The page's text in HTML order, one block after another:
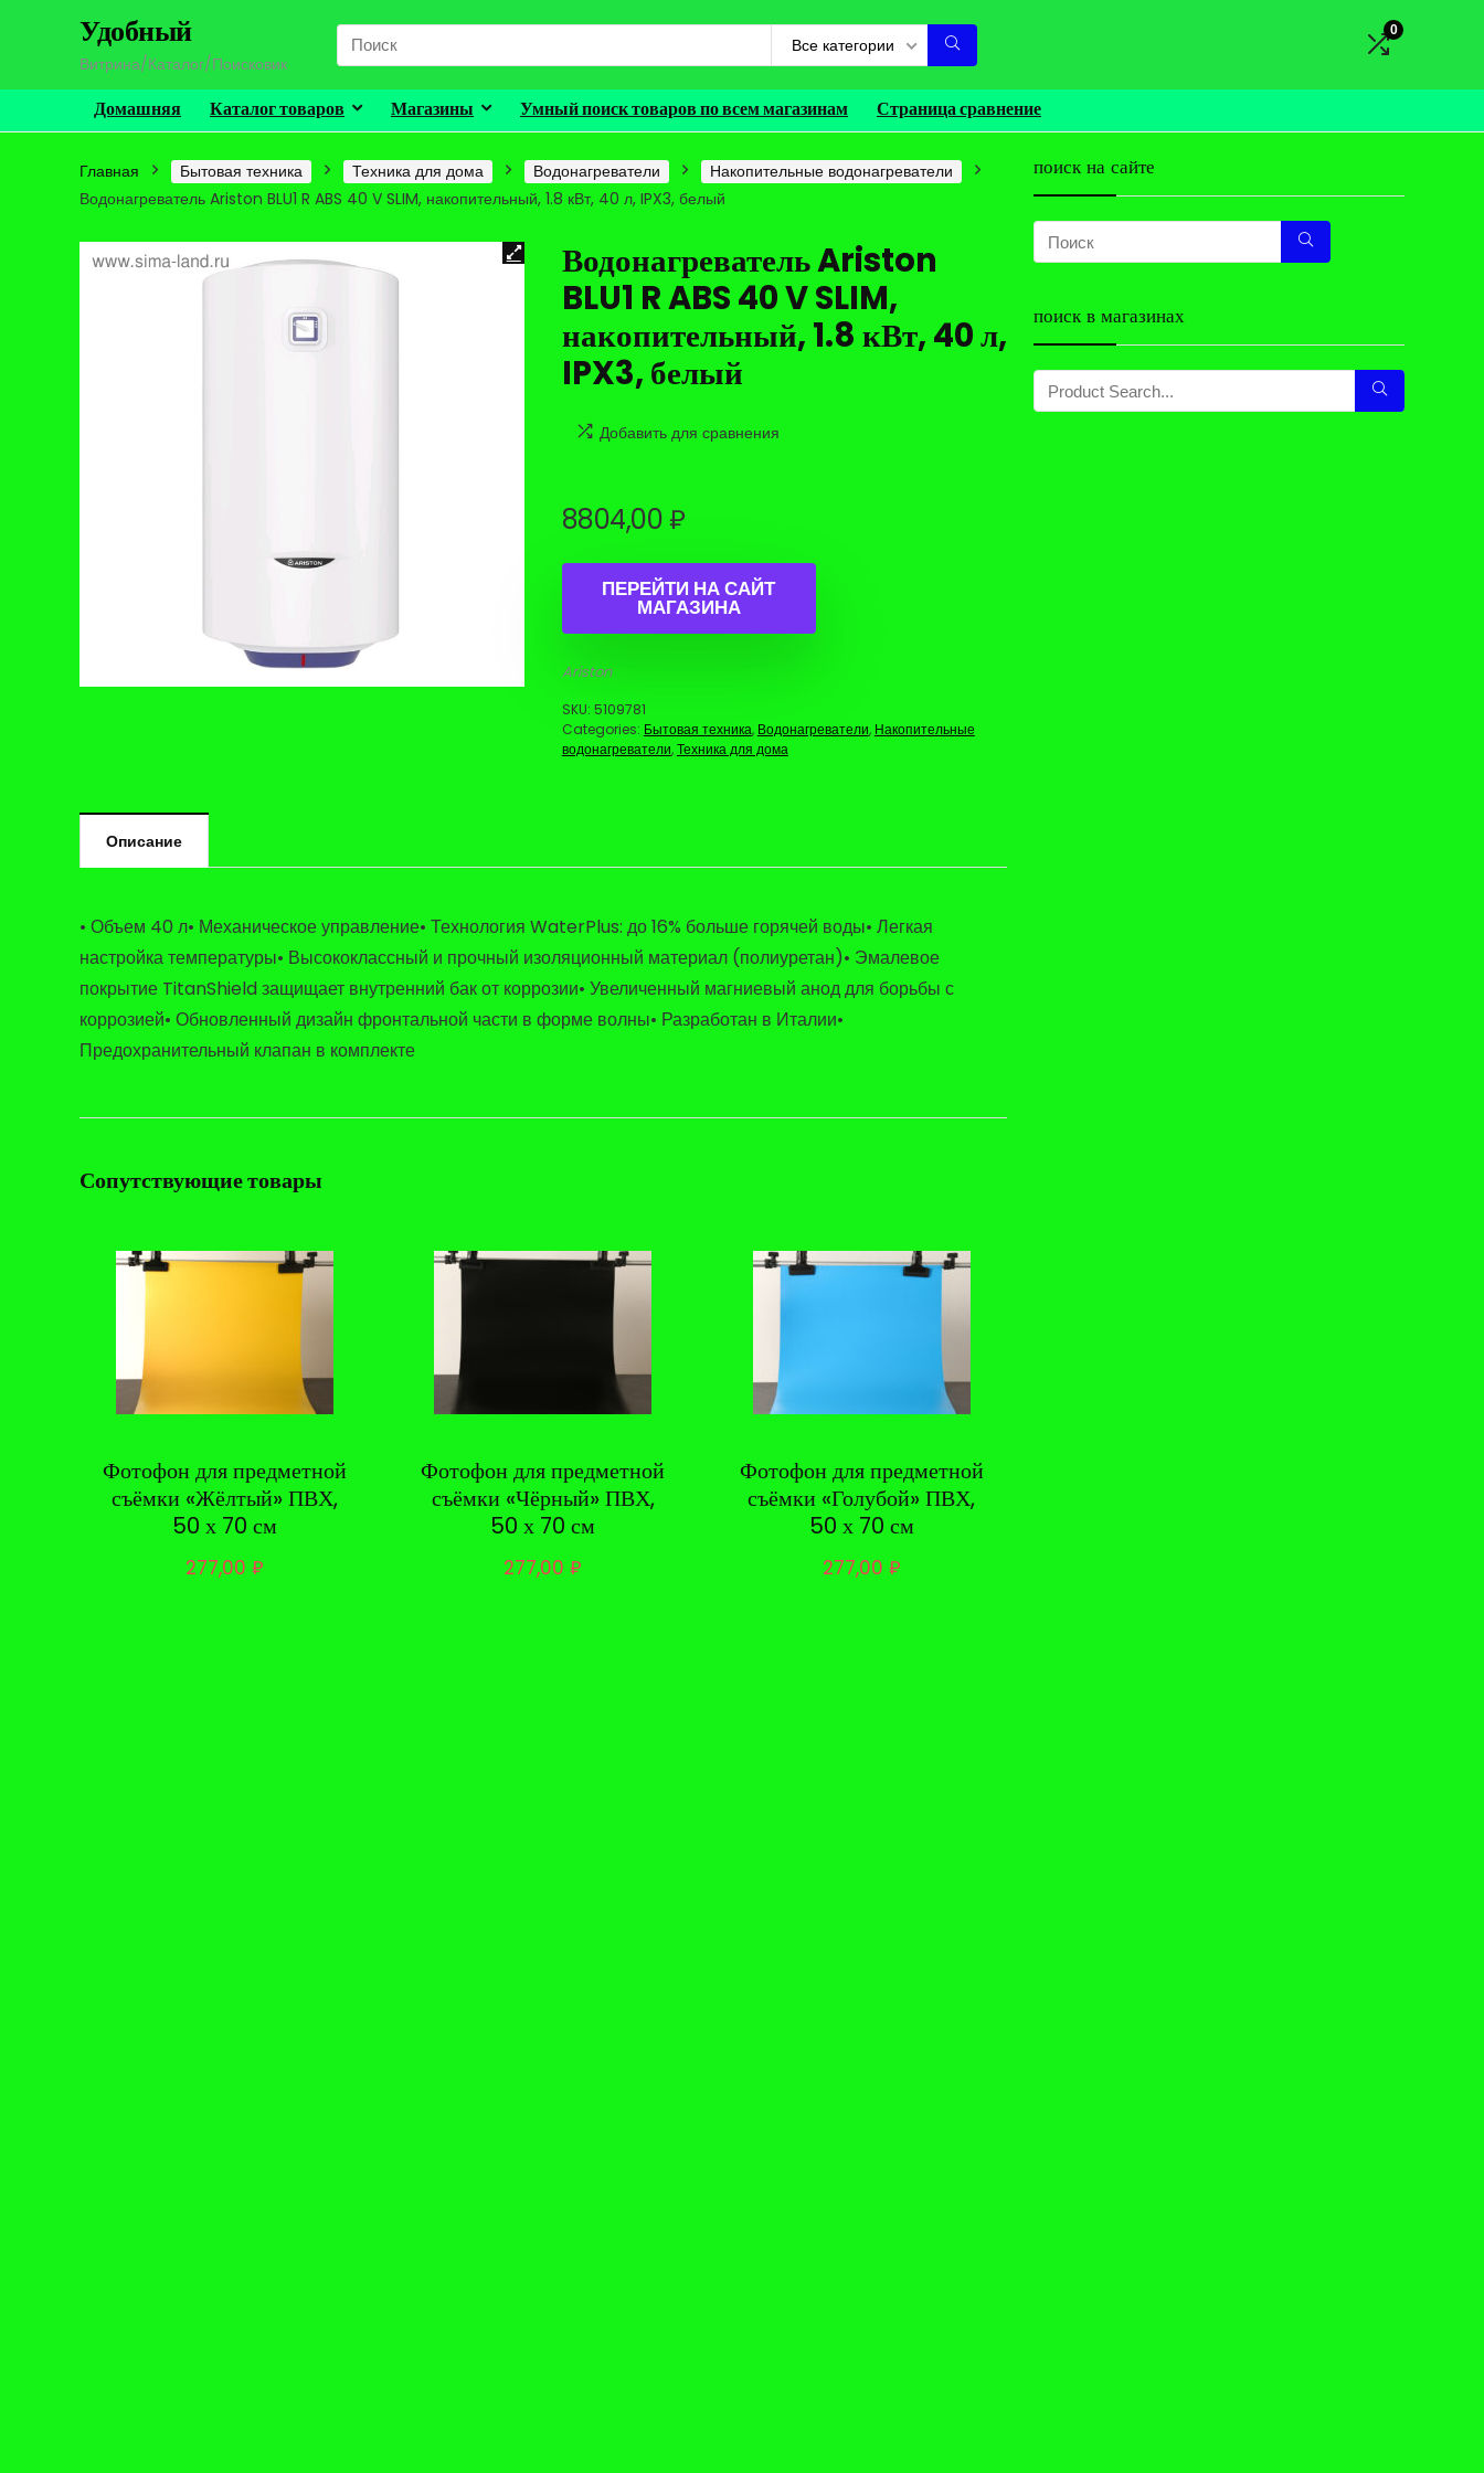
Удобный
Витрина/Каталог/Поисковик
Search
for:
Все категории
0
Домашняя Каталог товаров Магазины Умный поиск товаров по всем магазинам Страница сравнение
Главная Бытовая техника Техника для дома Водонагреватели
Накопительные водонагреватели
Водонагреватель Ariston BLU1 R ABS 40 V SLIM, накопительный, 1.8 кВт, 40 л, IPX3, белый
Водонагреватель Ariston
BLU1 R ABS 40 V SLIM,
накопительный, 1.8 кВт, 40 л,
IPX3, белый
Добавить для сравнения
8804,00₽
ПЕРЕЙТИ НА САЙТ
МАГАЗИНА
Ariston
SKU: 5109781
Categories: Бытовая техника, Водонагреватели, Накопительные
водонагреватели,Техника для дома
Описание
• Объем 40 л• Механическое управление• Технология WaterPlus: до 16% больше горячей воды• Легкая
настройка температуры• Высококлассный и прочный изоляционный материал (полиуретан)• Эмалевое
покрытие TitanShield защищает внутренний бак от коррозии• Увеличенный магниевый анод для борьбы с
коррозией• Обновленный дизайн фронтальной части в форме волны• Разработан в Италии•
Предохранительный клапан в комплекте
Сопутствующие товары
Фотофон для предметной
съёмки «Жёлтый» ПВХ,
50 х 70 см
277,00₽
Фотофон для предметной
съёмки «Чёрный» ПВХ,
50 х 70 см
277,00₽
Фотофон для предметной
съёмки «Голубой» ПВХ,
50 х 70 см
277,00 ₽
поиск на сайте
поиск в магазинах